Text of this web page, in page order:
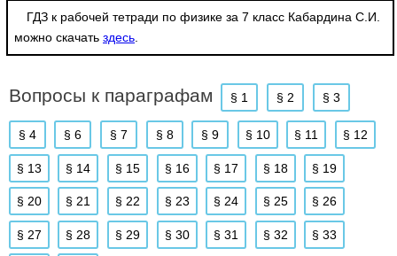
ГДЗ к рабочей тетради по физике за 7 класс Кабардина С.И.
можно скачать здесь
Вопросы к параграфам § 1 § 2 § 3
§ 4 § 6 § 7 § 8 § 9 § 10 § 11 § 12
§ 13 § 14 § 15 § 16 § 17 § 18 § 19
§ 20 § 21 § 22 § 23 § 24 § 25 § 26
§ 27 § 28 § 29 § 30 § 31 § 32 § 33